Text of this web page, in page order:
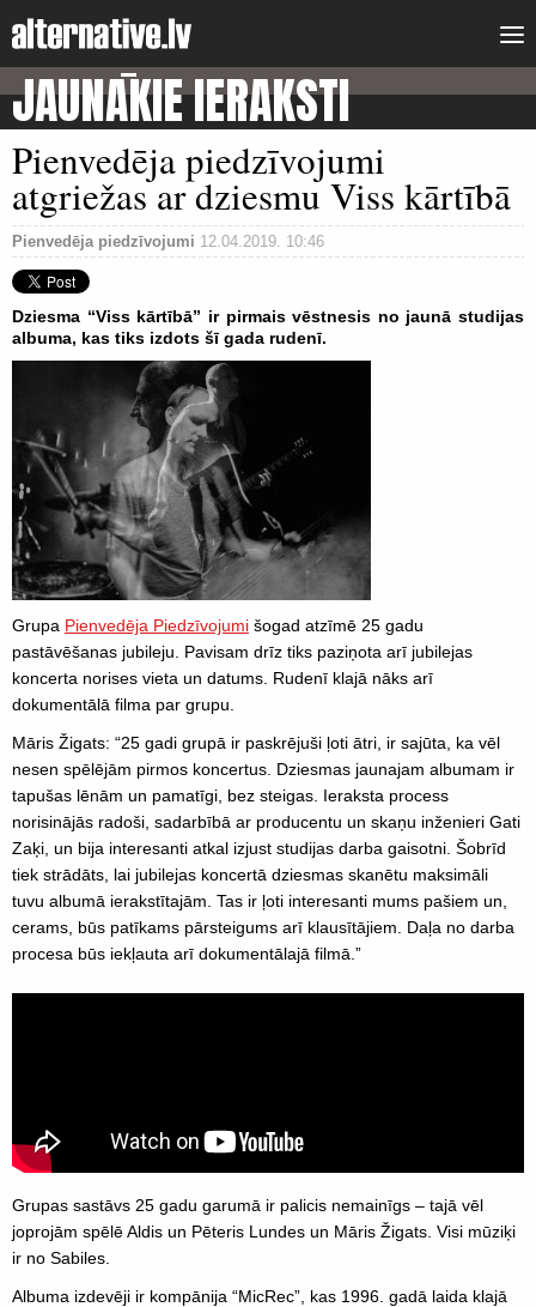
JAUNĀKIE IERAKSTI
Pienvedēja piedzīvojumi
atgriežas ar dziesmu Viss kārtībā
Pienvedēja piedzīvojumi 12.04.2019. 10:46
Dziesma “Viss kārtībā” ir pirmais vēstnesis no jaunā studijas
albuma, kas tiks izdots šī gada rudenī.
Grupa Pienvedēja Piedzīvojumi šogad atzīmē 25 gadu
pastāvēšanas jubileju. Pavisam drīz tiks paziņota arī jubilejas
koncerta norises vieta un datums. Rudenī klajā nāks arī
dokumentālā filma par grupu.
Māris Žigats: “25 gadi grupā ir paskrējuši ļoti ātri, ir sajūta, ka vēl
nesen spēlējām pirmos koncertus. Dziesmas jaunajam albumam ir
tapušas lēnām un pamatīgi, bez steigas. Ieraksta process
norisinājās radoši, sadarbībā ar producentu un skaņu inženieri Gati
Zaķi, un bija interesanti atkal izjust studijas darba gaisotni. Šobrīd
tiek strādāts, lai jubilejas koncertā dziesmas skanētu maksimāli
tuvu albumā ierakstītajām. Tas ir ļoti interesanti mums pašiem un,
cerams, būs patīkams pārsteigums arī klausītājiem. Daļa no darba
procesa būs iekļauta arī dokumentālajā filmā.”
Grupas sastāvs 25 gadu garumā ir palicis nemainīgs – tajā vēl
joprojām spēlē Aldis un Pēteris Lundes un Māris Žigats. Visi mūziķi
ir no Sabiles.
Albuma izdevēji ir kompānija “MicRec”, kas 1996. gadā laida klajā